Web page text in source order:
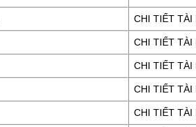
CHI TIẾT TÀI
CHI TIẾT TÀI
CHI TIẾT TÀI
CHI TIẾT TÀI
CHI TIẾT TÀI